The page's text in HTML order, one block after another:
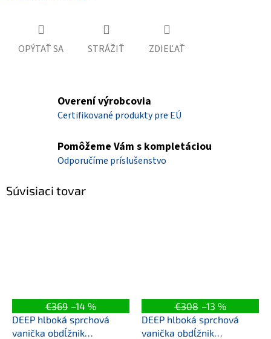
OPÝTAŤ SA STRÁŽIŤ ZDIEĽAŤ
Overení výrobcovia
Certifikované produkty pre EÚ
Pomôžeme Vám s kompletáciou
Odporučíme príslušenstvo
Súvisiaci tovar
€369 –14 %
DEEP hlboká sprchová
vanička obdĺžnik
€308 –13 %
DEEP hlboká sprchová
vanička obdĺžnik